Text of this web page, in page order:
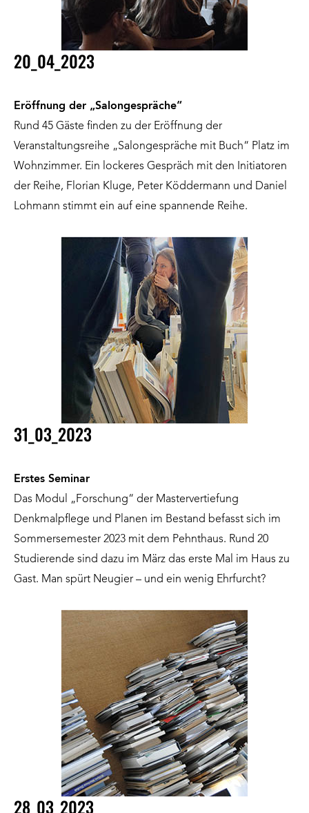
20_04_2023
Eröffnung der „Salongespräche“
Rund 45 Gäste finden zu der Eröffnung der
Veranstaltungsreihe „Salongespräche mit Buch“ Platz im
Wohnzimmer. Ein lockeres Gespräch mit den Initiatoren
der Reihe, Florian Kluge, Peter Köddermann und Daniel
Lohmann stimmt ein auf eine spannende Reihe.
31_03_2023
Erstes Seminar
Das Modul „Forschung“ der Mastervertiefung
Denkmalpflege und Planen im Bestand befasst sich im
Sommersemester 2023 mit dem Pehnthaus. Rund 20
Studierende sind dazu im März das erste Mal im Haus zu
Gast. Man spürt Neugier – und ein wenig Ehrfurcht?
28_03_2023